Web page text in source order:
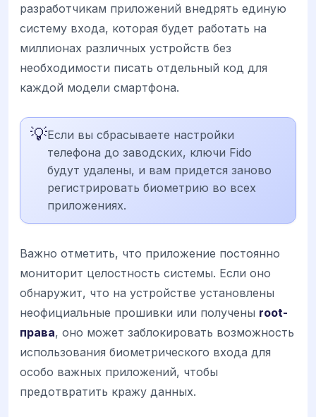
разработчикам приложений внедрять единую
систему входа, которая будет работать на
миллионах различных устройств без
необходимости писать отдельный код для
каждой модели смартфона.
💡Если вы сбрасываете настройки
телефона до заводских, ключи Fido
будут удалены, и вам придется заново
регистрировать биометрию во всех
приложениях.
Важно отметить, что приложение постоянно
мониторит целостность системы. Если оно
обнаружит, что на устройстве установлены
неофициальные прошивки или получены root-
права, оно может заблокировать возможность
использования биометрического входа для
особо важных приложений, чтобы
предотвратить кражу данных.